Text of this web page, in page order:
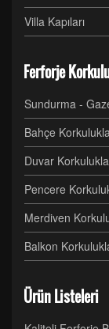
Villa Kapıları
Ferforje
Sundurma -
Bahçe
Duvar
Pencere
Merdiven
Balkon
Ürün Listeleri